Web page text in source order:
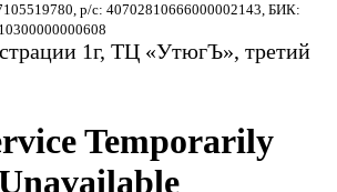
р/с: 40702810666000002143, БИК:
1г, ТЦ «УтюгЪ», третий